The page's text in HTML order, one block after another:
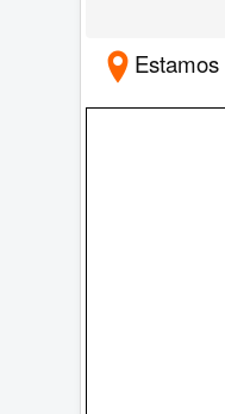
Estamos